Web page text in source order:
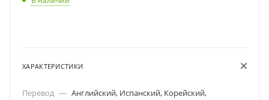
ХАРАКТЕРИСТИКИ
Перевод — Английский, Испанский, Корейский,